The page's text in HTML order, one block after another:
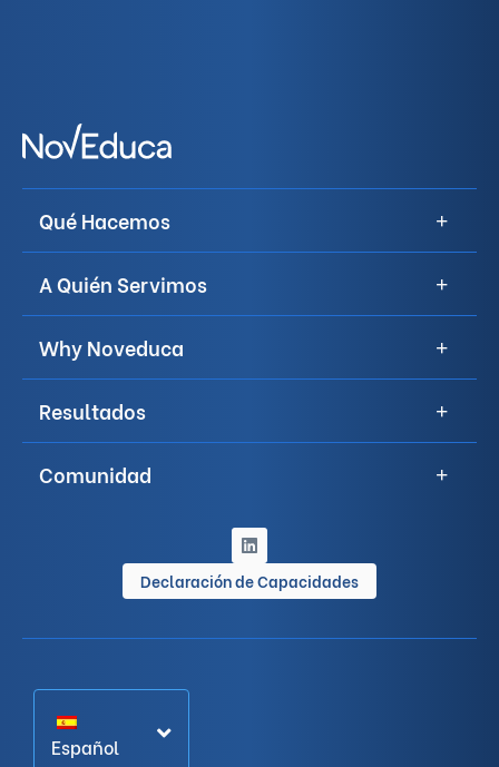
Qué Hacemos
A Quién Servimos
Why Noveduca
Resultados
Comunidad
Declaración de Capacidades
Español